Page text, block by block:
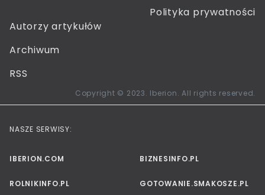
Polityka prywatności
Autorzy artykułów
Archiwum
RSS
Copyright © 2023. Iberion. All rights reserved.
NASZE SERWISY:
IBERION.COM BIZNESINFO.PL
ROLNIKINFO.PL GOTOWANIE.SMAKOSZE.PL